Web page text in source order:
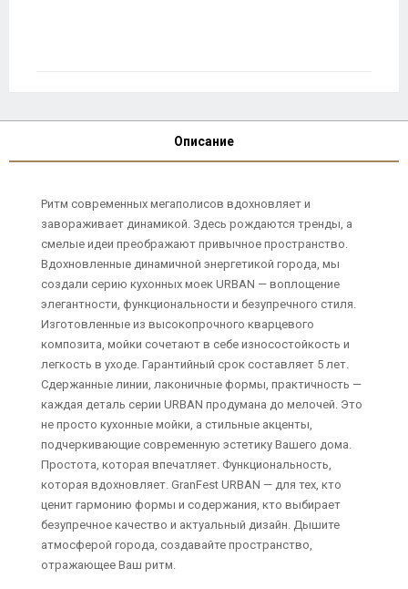
Описание
Ритм современных мегаполисов вдохновляет и
завораживает динамикой. Здесь рождаются тренды, а
смелые идеи преображают привычное пространство.
Вдохновленные динамичной энергетикой города, мы
создали серию кухонных моек URBAN — воплощение
элегантности, функциональности и безупречного стиля.
Изготовленные из высокопрочного кварцевого
композита, мойки сочетают в себе износостойкость и
легкость в уходе. Гарантийный срок составляет 5 лет.
Сдержанные линии, лаконичные формы, практичность —
каждая деталь серии URBAN продумана до мелочей. Это
не просто кухонные мойки, а стильные акценты,
подчеркивающие современную эстетику Вашего дома.
Простота, которая впечатляет. Функциональность,
которая вдохновляет. GranFest URBAN — для тех, кто
ценит гармонию формы и содержания, кто выбирает
безупречное качество и актуальный дизайн. Дышите
атмосферой города, создавайте пространство,
отражающее Ваш ритм.